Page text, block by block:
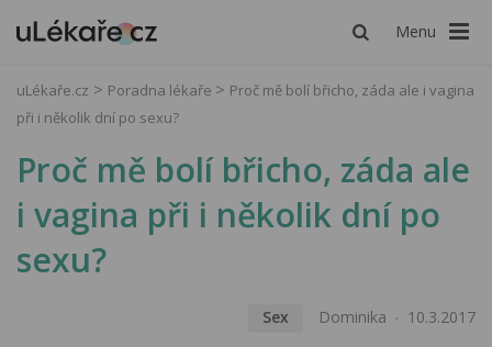
Menu
uLékaře.cz Poradna lékaře
Proč mě bolí břicho, záda ale i vagina
při i několik dní po sexu?
Proč mě bolí břicho, záda ale
i vagina při i několik dní po
sexu?
Sex Dominika 10.3.2017